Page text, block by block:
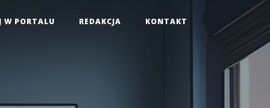
W PORTALU REDAKCJA KONTAKT